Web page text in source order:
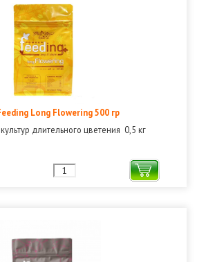
Long Flowering 500 гр
длительного цветения 0,5 кг